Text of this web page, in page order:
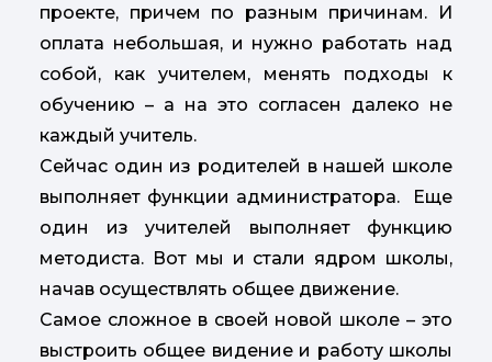
проекте, причем по разным причинам. И
оплата небольшая, и нужно работать над
собой, как учителем, менять подходы к
обучению – а на это согласен далеко не
каждый учитель.
Сейчас один из родителей в нашей школе
выполняет функции администратора. Еще
один из учителей выполняет функцию
методиста. Вот мы и стали ядром школы,
начав осуществлять общее движение.
Самое сложное в своей новой школе – это
выстроить общее видение и работу школы